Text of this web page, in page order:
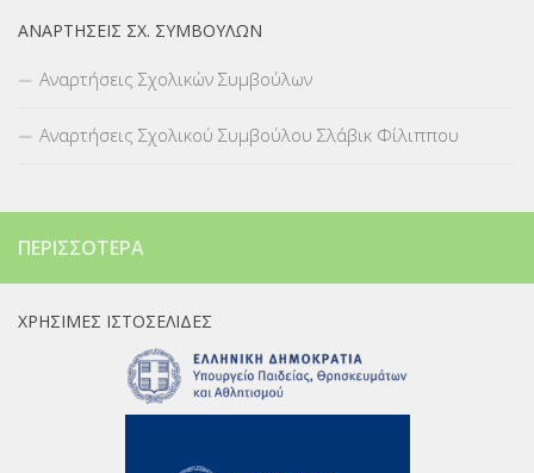
ΑΝΑΡΤΉΣΕΙΣ ΣΧ. ΣΥΜΒΟΎΛΩΝ
Αναρτήσεις Σχολικών Συμβούλων
Αναρτήσεις Σχολικού Συμβούλου Σλάβικ Φίλιππου
ΠΕΡΙΣΣΌΤΕΡΑ
ΧΡΉΣΙΜΕΣ ΙΣΤΟΣΕΛΊΔΕΣ